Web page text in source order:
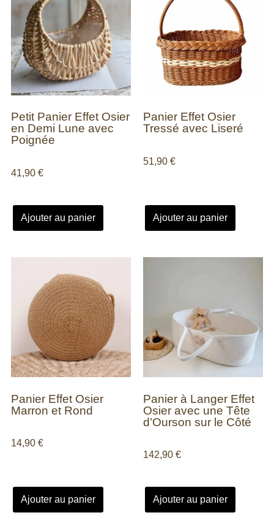
Petit Panier Effet Osier
en Demi Lune avec
Poignée
41,90 €
Ajouter au panier
Panier Effet Osier
Tressé avec Liseré
51,90 €
Ajouter au panier
Panier Effet Osier
Marron et Rond
14,90 €
Ajouter au panier
Panier à Langer Effet
Osier avec une Tête
d’Ourson sur le Côté
142,90 €
Ajouter au panier